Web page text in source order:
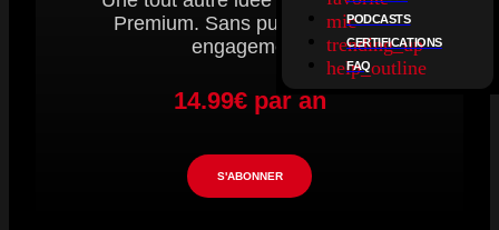
micPODCASTS
trending_up
CERTIFICATIONS
help_outline
FAQ
Premium. Sans publicité. Sans
engagement.
14.99€ par an
S'ABONNER